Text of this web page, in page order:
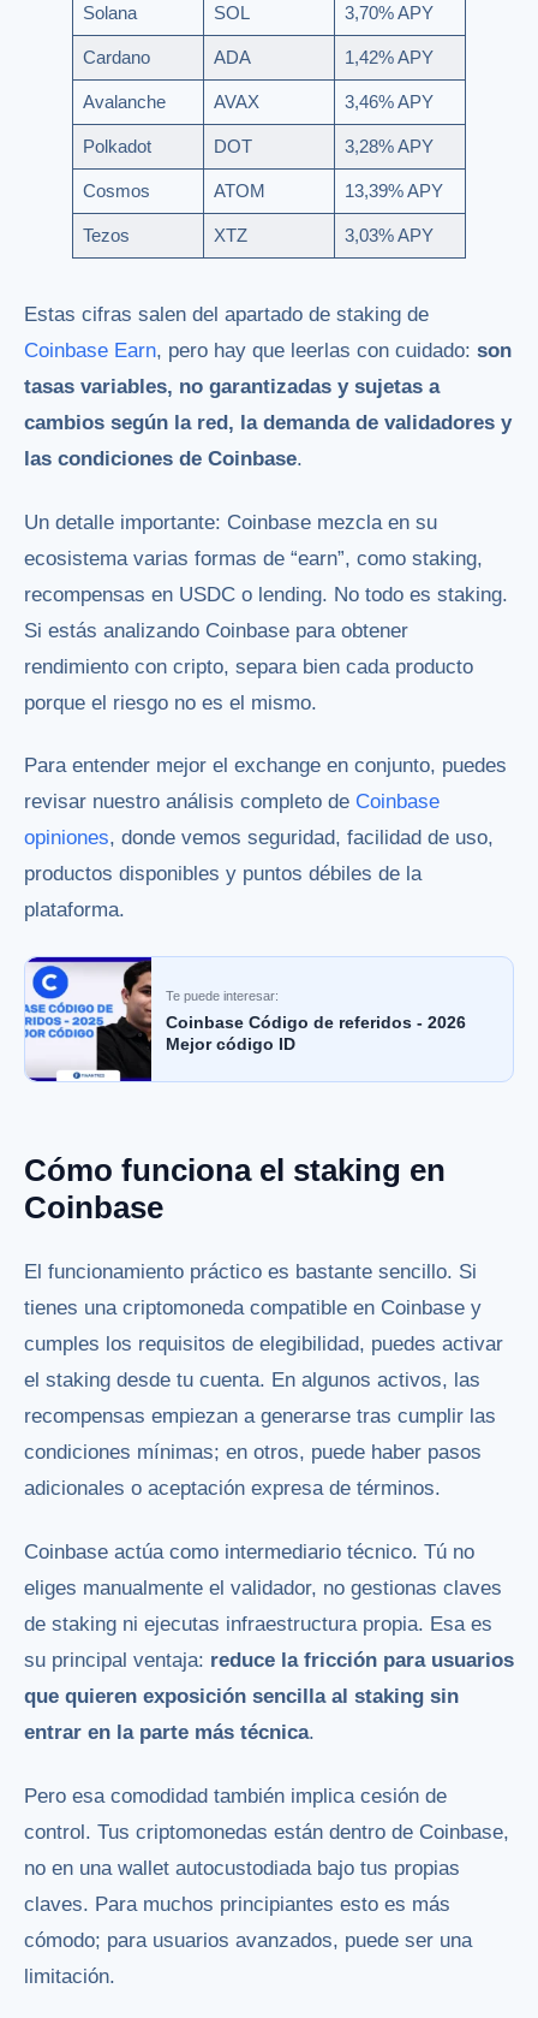
Solana SOL 3,70% APY
Cardano ADA 1,42% APY
Avalanche AVAX 3,46% APY
Polkadot DOT 3,28% APY
Cosmos ATOM 13,39% APY
Tezos XTZ 3,03% APY
Estas cifras salen del apartado de staking de
Coinbase Earn, pero hay que leerlas con cuidado: son
tasas variables, no garantizadas y sujetas a
cambios según la red, la demanda de validadores y
las condiciones de Coinbase.
Un detalle importante: Coinbase mezcla en su
ecosistema varias formas de “earn”, como staking,
recompensas en USDC o lending. No todo es staking.
Si estás analizando Coinbase para obtener
rendimiento con cripto, separa bien cada producto
porque el riesgo no es el mismo.
Para entender mejor el exchange en conjunto, puedes
revisar nuestro análisis completo de Coinbase
opiniones, donde vemos seguridad, facilidad de uso,
productos disponibles y puntos débiles de la
plataforma.
Te puede interesar:
Coinbase Código de referidos - 2026
Mejor código ID
Cómo funciona el staking en
Coinbase
El funcionamiento práctico es bastante sencillo. Si
tienes una criptomoneda compatible en Coinbase y
cumples los requisitos de elegibilidad, puedes activar
el staking desde tu cuenta. En algunos activos, las
recompensas empiezan a generarse tras cumplir las
condiciones mínimas; en otros, puede haber pasos
adicionales o aceptación expresa de términos.
Coinbase actúa como intermediario técnico. Tú no
eliges manualmente el validador, no gestionas claves
de staking ni ejecutas infraestructura propia. Esa es
su principal ventaja: reduce la fricción para usuarios
que quieren exposición sencilla al staking sin
entrar en la parte más técnica.
Pero esa comodidad también implica cesión de
control. Tus criptomonedas están dentro de Coinbase,
no en una wallet autocustodiada bajo tus propias
claves. Para muchos principiantes esto es más
cómodo; para usuarios avanzados, puede ser una
limitación.